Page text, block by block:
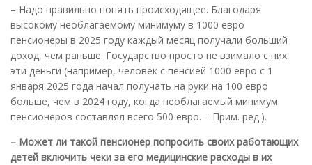
– Надо правильно понять происходящее. Благодаря
высокому необлагаемому минимуму в 1000 евро
пенсионеры в 2025 году каждый месяц получали больший
доход, чем раньше. Государство просто не взимало с них
эти деньги (например, человек с пенсией 1000 евро с 1
января 2025 года начал получать на руки на 100 евро
больше, чем в 2024 году, когда необлагаемый минимум
пенсионеров составлял всего 500 евро. – Прим. ред.).
– Может ли такой пенсионер попросить своих работающих
детей включить чеки за его медицинские расходы в их